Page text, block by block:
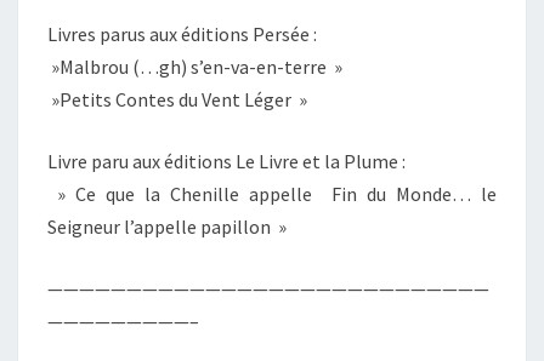
Livres parus aux éditions Persée :
»Malbrou (…gh) s’en-va-en-terre »
»Petits Contes du Vent Léger »
Livre paru aux éditions Le Livre et la Plume :
» Ce que la Chenille appelle Fin du Monde… le
Seigneur l’appelle papillon »
————————————————————————————
—————————–